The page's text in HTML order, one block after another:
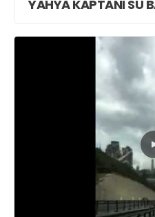
YAHYA KAPTANI SU